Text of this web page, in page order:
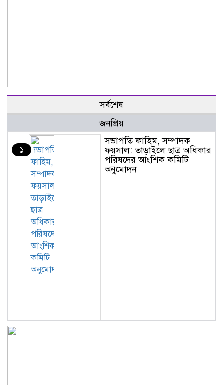
সর্বশেষ
জনপ্রিয়
১
সভাপতি ফাহিম, সম্পাদক
ফয়সাল: তাড়াইলে ছাত্র অধিকার
পরিষদের আংশিক কমিটি
অনুমোদন